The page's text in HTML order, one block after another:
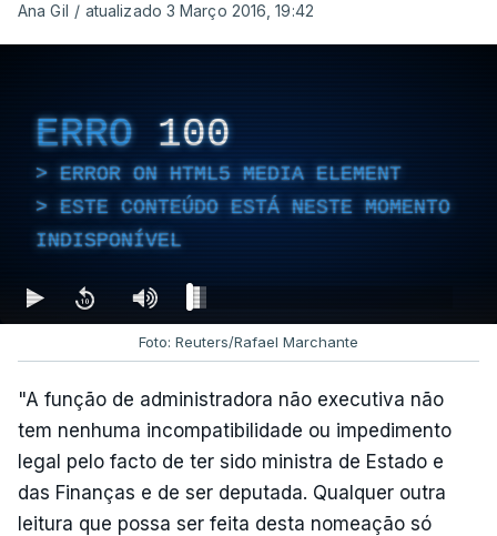
Ana Gil / atualizado 3 Março 2016, 19:42
ERRO 100
ERROR ON HTML5 MEDIA ELEMENT
ESTE CONTEÚDO ESTÁ NESTE MOMENTO
INDISPONÍVEL
Foto: Reuters/Rafael Marchante
"A função de administradora não executiva não
tem nenhuma incompatibilidade ou impedimento
legal pelo facto de ter sido ministra de Estado e
das Finanças e de ser deputada. Qualquer outra
leitura que possa ser feita desta nomeação só